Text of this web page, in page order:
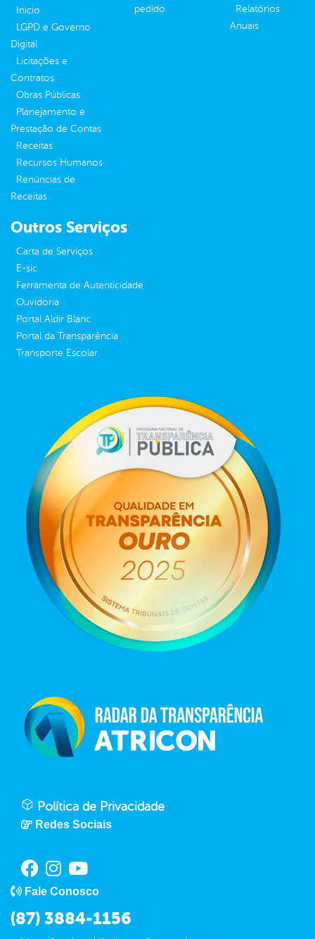
Inicio
LGPD e Governo
Digital
Licitações e
Contratos
Obras Públicas
Planejamento e
Prestação de Contas
Receitas
Recursos Humanos
Renúncias de
Receitas
pedido
Relatórios
Anuais
Outros Serviços
Carta de Serviços
E-sic
Ferramenta de Autenticidade
Ouvidoria
Portal Aldir Blanc
Portal da Transparência
Transporte Escolar
Política de Privacidade
Redes Sociais
Fale Conosco
(87) 3884-1156